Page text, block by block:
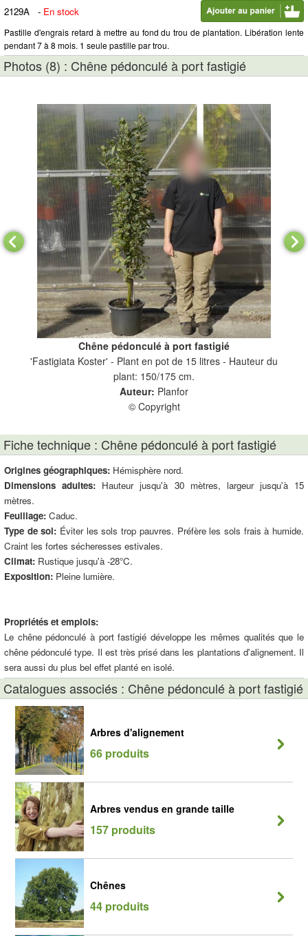
2129A
- En stock
Pastille d'engrais retard à mettre au fond du trou de plantation. Libération lente
pendant 7 à 8 mois. 1 seule pastille par trou.
Photos (8) : Chêne pédonculé à port fastigié
Chêne pédonculé à port fastigié
'Fastigiata Koster' - Plant en pot de 15 litres - Hauteur du
plant: 150/175 cm.
Auteur: Planfor
© Copyright
Fiche technique : Chêne pédonculé à port fastigié
Origines géographiques: Hémisphère nord.
Dimensions adultes: Hauteur jusqu'à 30 mètres, largeur jusqu'à 15
mètres.
Feuillage: Caduc.
Type de sol: Éviter les sols trop pauvres. Préfère les sols frais à humide.
Craint les fortes sécheresses estivales.
Climat: Rustique jusqu'à -28°C.
Exposition: Pleine lumière.
Propriétés et emplois:
Le chêne pédonculé à port fastigié développe les mêmes qualités que le
chêne pédonculé type. Il est très prisé dans les plantations d'alignement. Il
sera aussi du plus bel effet planté en isolé.
Catalogues associés : Chêne pédonculé à port fastigié
Arbres d'alignement
66 produits
Arbres vendus en grande taille
157 produits
Chênes
44 produits